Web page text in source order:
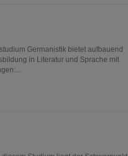
Germanistik bietet aufbauend
in Literatur und Sprache mit